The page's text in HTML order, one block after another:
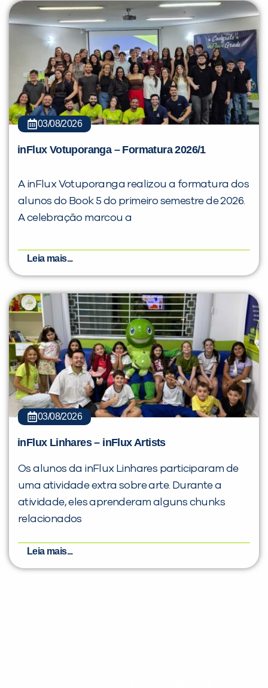
03/08/2026
inFlux Votuporanga – Formatura 2026/1
A inFlux Votuporanga realizou a formatura dos
alunos do Book 5 do primeiro semestre de 2026.
A celebração marcou a
Leia mais...
03/08/2026
inFlux Linhares – inFlux Artists
Os alunos da inFlux Linhares participaram de
uma atividade extra sobre arte. Durante a
atividade, eles aprenderam alguns chunks
relacionados
Leia mais...